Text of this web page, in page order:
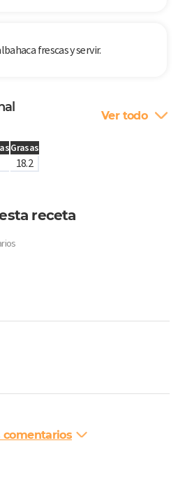
frescas y servir.
Ver todo
Grasas
18.2
receta
comentarios